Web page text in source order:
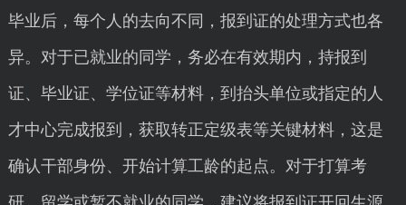
毕业后，每个人的去向不同，报到证的处理方式也各
异。对于已就业的同学，务必在有效期内，持报到
证、毕业证、学位证等材料，到抬头单位或指定的人
才中心完成报到，获取转正定级表等关键材料，这是
确认干部身份、开始计算工龄的起点。对于打算考